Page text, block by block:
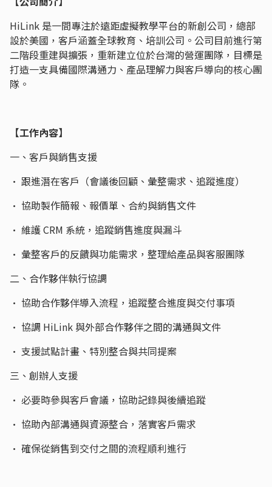
HiLink 是一間專注於遠距虛擬教學平台的新創公司，總部
設於美國，客戶涵蓋全球教育、培訓公司。公司目前進行第
二階段重建與擴張，重新建立位於台灣的營運團隊，目標是
打造一支具備國際溝通力、產品理解力與客戶導向的核心團
隊。
【工作內容】
一、客戶與銷售支援
• 跟進潛在客戶（會議後回顧、彙整需求、追蹤進度）
• 協助製作簡報、報價單、合約與銷售文件
• 維護 CRM 系統，追蹤銷售進度與漏斗
• 彙整客戶的反饋與功能需求，整理給產品與客服團隊
二、合作夥伴執行協調
• 協助合作夥伴導入流程，追蹤整合進度與交付事項
• 協調 HiLink 與外部合作夥伴之間的溝通與文件
• 支援試點計畫、特別整合與共同提案
三、創辦人支援
• 必要時參與客戶會議，協助記錄與後續追蹤
• 協助內部溝通與資源整合，落實客戶需求
• 確保從銷售到交付之間的流程順利進行